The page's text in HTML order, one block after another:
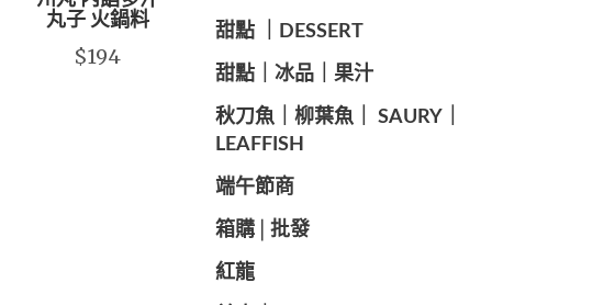
丸子 火鍋料
$194
甜點 ｜DESSERT
️甜點｜冰品｜果汁
️秋刀魚｜柳葉魚｜ SAURY｜
LEAFFISH
️端午節商️
️箱購│批發
紅龍